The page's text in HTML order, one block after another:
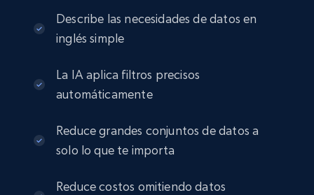
eCommerce
eBay
URL, Product id, Title, Seller name, Seller rating,
more.
Describe las necesidades de datos en
inglés simple
La IA aplica filtros precisos
automáticamente
Reduce grandes conjuntos de datos a
solo lo que te importa
Reduce costos omitiendo datos